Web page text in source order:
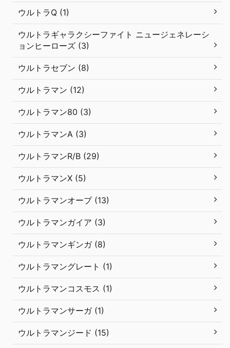
ウルトラQ (1)
ウルトラギャラクシーファイト ニュージェネレーシ
ョンヒーローズ (3)
ウルトラセブン (8)
ウルトラマン (12)
ウルトラマン80 (3)
ウルトラマンA (3)
ウルトラマンR/B (29)
ウルトラマンX (5)
ウルトラマンオーブ (13)
ウルトラマンガイア (3)
ウルトラマンギンガ (8)
ウルトラマングレート (1)
ウルトラマンコスモス (1)
ウルトラマンサーガ (1)
ウルトラマンジード (15)